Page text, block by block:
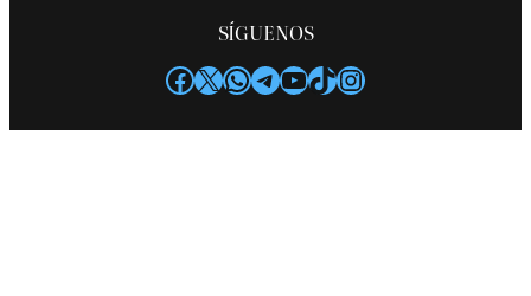
SÍGUENOS
Facebook
X WhatsApp
Telegram
YouTube
TikTok
Instagram